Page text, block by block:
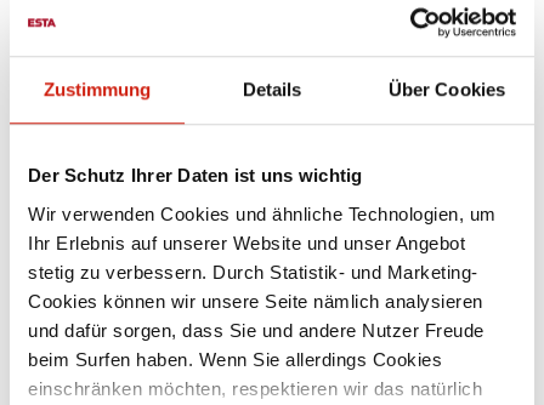
Zustimmung Details Über Cookies
Der Schutz Ihrer Daten ist uns wichtig
Wir verwenden Cookies und ähnliche Technologien, um
Ihr Erlebnis auf unserer Website und unser Angebot
stetig zu verbessern. Durch Statistik- und Marketing-
Cookies können wir unsere Seite nämlich analysieren
und dafür sorgen, dass Sie und andere Nutzer Freude
beim Surfen haben. Wenn Sie allerdings Cookies
einschränken möchten, respektieren wir das natürlich
Schlauchverbinder Ø 50 mm